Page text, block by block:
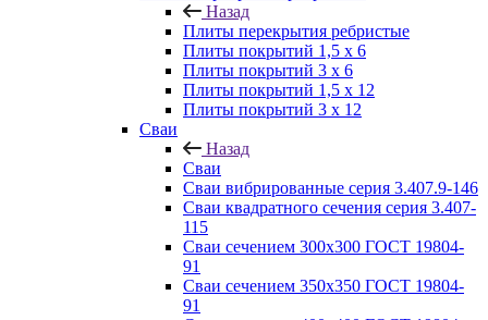
Назад
Плиты перекрытия ребристые
Плиты покрытий 1,5 x 6
Плиты покрытий 3 x 6
Плиты покрытий 1,5 x 12
Плиты покрытий 3 x 12
Сваи
Назад
Сваи
Сваи вибрированные серия 3.407.9-146
Сваи квадратного сечения серия 3.407-
115
Сваи сечением 300х300 ГОСТ 19804-
91
Сваи сечением 350х350 ГОСТ 19804-
91